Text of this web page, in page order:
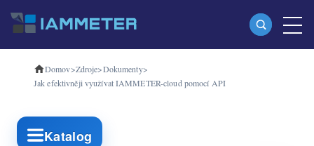
produkty
Třífázový Wi-Fi měřič energie (WEM3080T)
Domov>Zdroje>Dokumenty>
Jak efektivněji využívat IAMMETER-cloud pomocí API
Katalog